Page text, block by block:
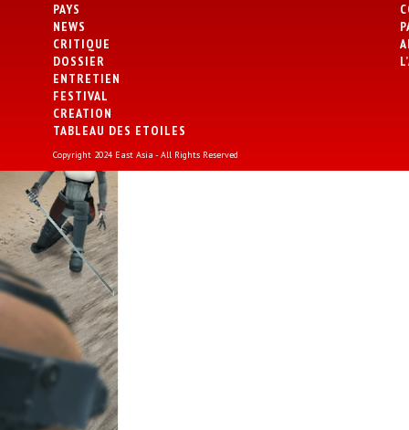
PAYS
NEWS
CRITIQUE
DOSSIER
ENTRETIEN
FESTIVAL
CREATION
TABLEAU DES ETOILES
Copyright 2024 East Asia - All Rights Reserved